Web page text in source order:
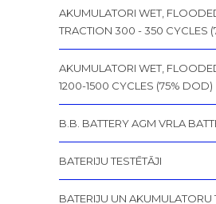
AKUMULATORI WET,
TRACTION 300 - 350 CYCLES
AKUMULATORI WET,
1200-1500 CYCLES (75% DOD)
B.B. BATTERY AGM VRLA
BATERIJU TESTĒTĀJI
BATERIJU UN AKUMULATORU